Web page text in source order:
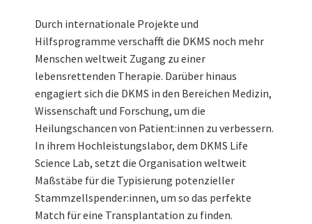
Durch internationale Projekte und
Hilfsprogramme verschafft die DKMS noch mehr
Menschen weltweit Zugang zu einer
lebensrettenden Therapie. Darüber hinaus
engagiert sich die DKMS in den Bereichen Medizin,
Wissenschaft und Forschung, um die
Heilungschancen von Patient:innen zu verbessern.
In ihrem Hochleistungslabor, dem DKMS Life
Science Lab, setzt die Organisation weltweit
Maßstäbe für die Typisierung potenzieller
Stammzellspender:innen, um so das perfekte
Match für eine Transplantation zu finden.